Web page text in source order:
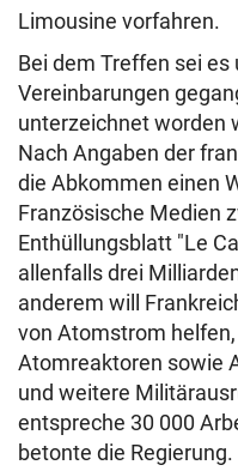
Limousine vorfahren.
Bei dem Treffen sei
Vereinbarungen
unterzeichnet worden
Nach Angaben der
die Abkommen einen
Französische Medien
Enthüllungsblatt "Le
allenfalls drei
anderem will
von Atomstrom
Atomreaktoren sowie
und weitere
entspreche 30 000
betonte die Regierung.